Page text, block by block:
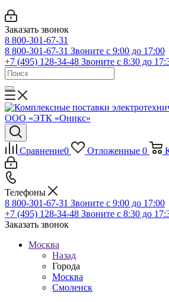
Заказать звонок
8 800-301-67-31
8 800-301-67-31 Звоните с 9:00 до 17:00
+7 (495) 128-34-48 Звоните с 8:30 до
Сравнение0 Отложенные 0
Телефоны
8 800-301-67-31 Звоните с 9:00 до 17:00
+7 (495) 128-34-48 Звоните с 8:30 до
Заказать звонок
Москва
Назад
Города
Москва
Смоленск